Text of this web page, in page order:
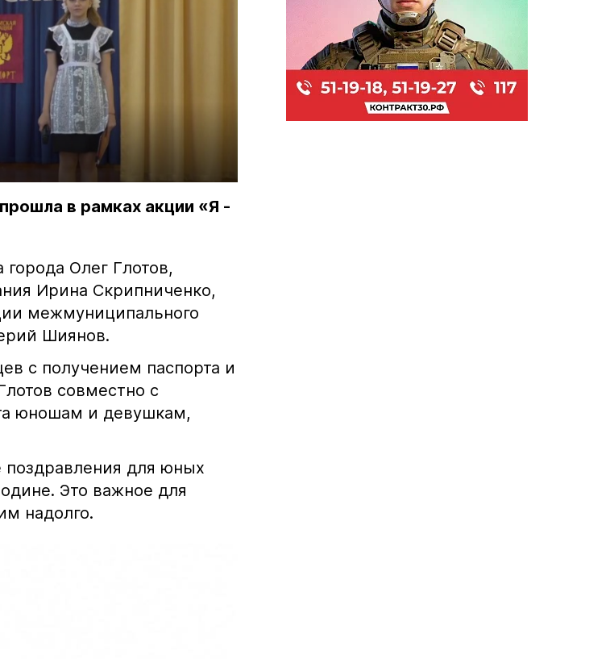
в рамках акции «Я -
Олег Глотов,
Ирина Скрипниченко,
межмуниципального
Шиянов.
с получением паспорта и
совместно с
юношам и девушкам,
поздравления для юных
Это важное для
надолго.